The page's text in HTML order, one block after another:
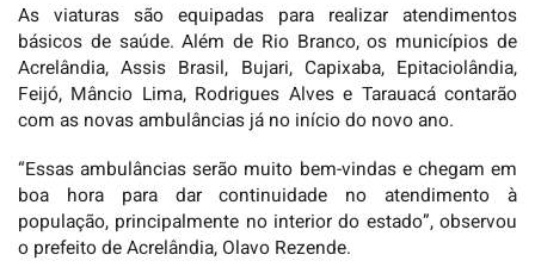
As viaturas são equipadas para realizar atendimentos
básicos de saúde. Além de Rio Branco, os municípios de
Acrelândia, Assis Brasil, Bujari, Capixaba, Epitaciolândia,
Feijó, Mâncio Lima, Rodrigues Alves e Tarauacá contarão
com as novas ambulâncias já no início do novo ano.
“Essas ambulâncias serão muito bem-vindas e chegam em
boa hora para dar continuidade no atendimento à
população, principalmente no interior do estado”, observou
o prefeito de Acrelândia, Olavo Rezende.